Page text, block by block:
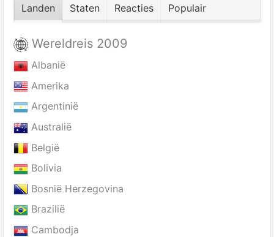
Landen Staten Reacties Populair
Wereldreis 2009
Albanië
Amerika
Argentinië
Australië
België
Bolivia
Bosnië Herzegovina
Brazilië
Cambodja